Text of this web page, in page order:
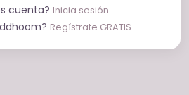
cuenta? Inicia sesión
Regístrate GRATIS